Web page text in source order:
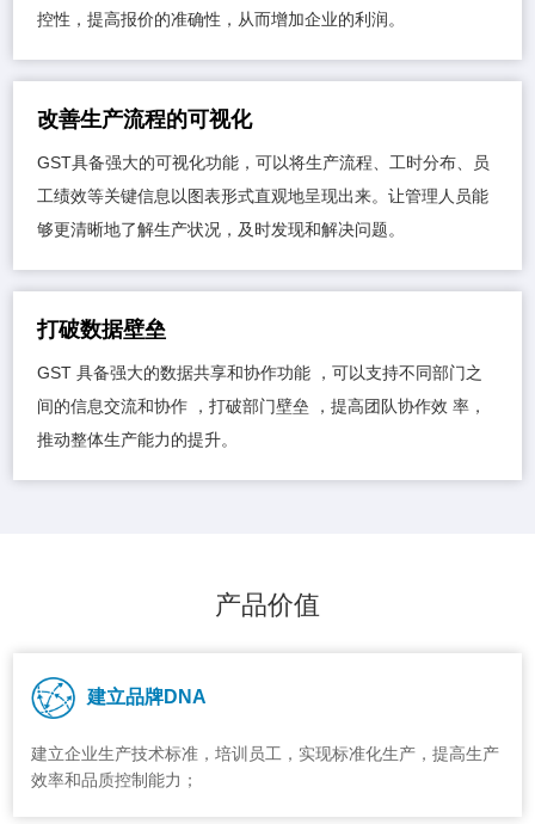
控性，提高报价的准确性，从而增加企业的利润。
改善生产流程的可视化
GST具备强大的可视化功能，可以将生产流程、工时分布、员
工绩效等关键信息以图表形式直观地呈现出来。让管理人员能
够更清晰地了解生产状况，及时发现和解决问题。
打破数据壁垒
GST 具备强大的数据共享和协作功能 ，可以支持不同部门之
间的信息交流和协作 ，打破部门壁垒 ，提高团队协作效 率，
推动整体生产能力的提升。
产品价值
建立品牌DNA
建立企业生产技术标准，培训员工，实现标准化生产，提高生产
效率和品质控制能力；